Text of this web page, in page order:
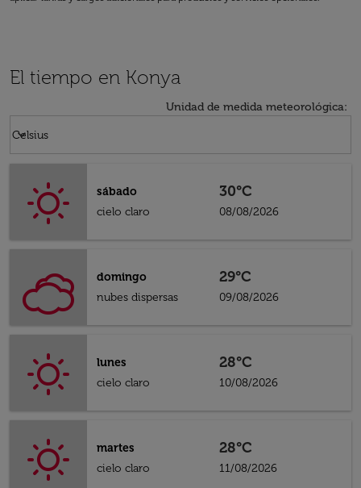
El tiempo en Konya
Unidad de medida meteorológica:
Celsius
keyboard_arrow_down
sábado
cielo claro
30°C
08/08/2026
domingo
nubes dispersas
29°C
09/08/2026
lunes
cielo claro
28°C
10/08/2026
martes
cielo claro
28°C
11/08/2026